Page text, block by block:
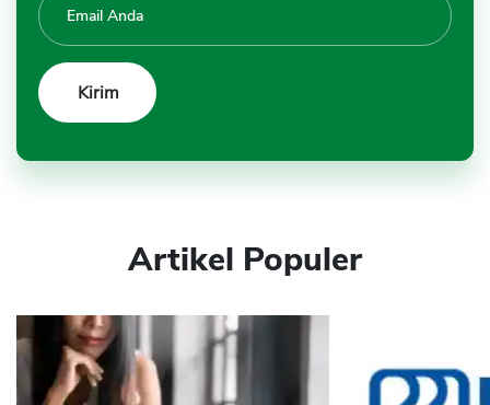
Artikel Populer